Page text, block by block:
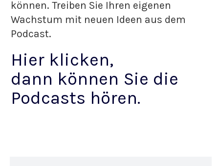
können. Treiben Sie Ihren eigenen
Wachstum mit neuen Ideen aus dem
Podcast.
Hier klicken,
dann können Sie die
Podcasts hören.